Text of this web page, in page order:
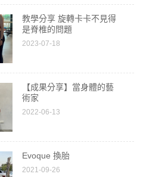
教學分享 旋轉卡卡不見得
是脊椎的問題
2023-07-18
【成果分享】當身體的藝
術家
2022-06-13
Evoque 換胎
2021-09-26